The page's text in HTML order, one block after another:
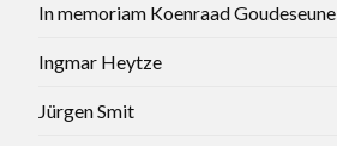
In memoriam Koenraad Goudeseune
Ingmar Heytze
Jürgen Smit